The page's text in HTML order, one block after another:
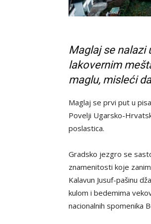
Maglaj se nalazi
lakovernim
maglu, misleći
Maglaj se prvi put u
Povelji Ugarsko-
poslastica.
Gradsko jezgro se
znamenitosti koje
Kalavun Jusuf-pašinu
kulom i bedemima
nacionalnih spomenika